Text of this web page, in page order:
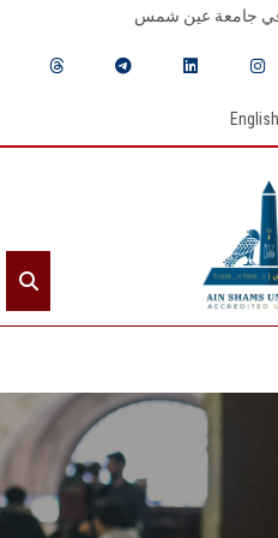
في جامعة عين شمس
English
الرئيسيـة
عن الجامعة